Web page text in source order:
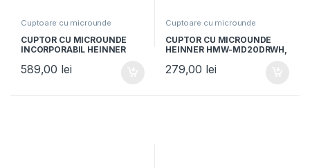
Cuptoare cu microunde
CUPTOR CU MICROUNDE
INCORPORABIL HEINNER
800W, Capacitate 20L, Grill,
Control digital, Negru
589,00 lei
Cuptoare cu microunde
CUPTOR CU MICROUNDE
HEINNER HMW-MD20DRWH,
20L, Control digital, 5 trepte
de putere, Afisaj digital, Alb
279,00 lei